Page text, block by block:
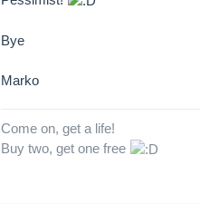
Bye
Marko
Come on, get a life!
Buy two, get one free